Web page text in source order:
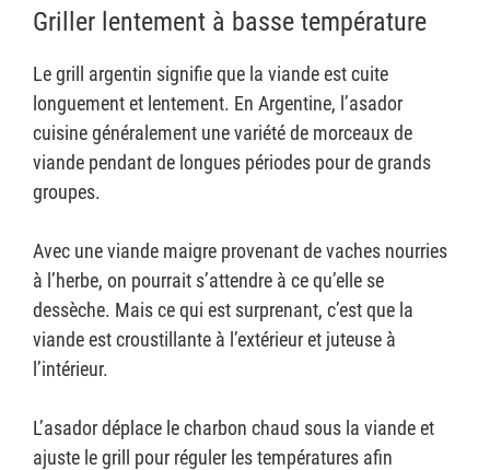
Griller lentement à basse température
Le grill argentin signifie que la viande est cuite
longuement et lentement. En Argentine, l’asador
cuisine généralement une variété de morceaux de
viande pendant de longues périodes pour de grands
groupes.
Avec une viande maigre provenant de vaches nourries
à l’herbe, on pourrait s’attendre à ce qu’elle se
dessèche. Mais ce qui est surprenant, c’est que la
viande est croustillante à l’extérieur et juteuse à
l’intérieur.
L’asador déplace le charbon chaud sous la viande et
ajuste le grill pour réguler les températures afin